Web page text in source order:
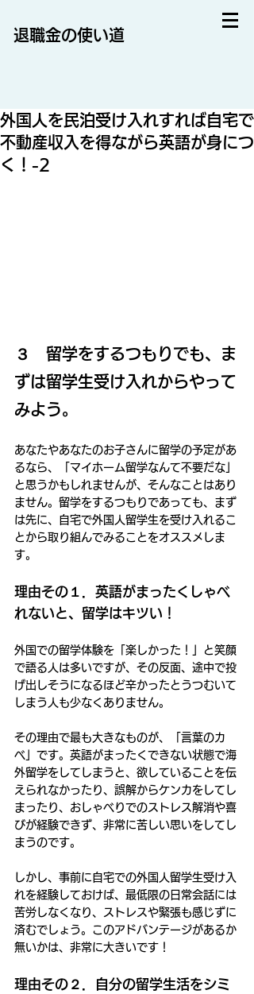
退職金の使い道
外国人を民泊受け入れすれば自宅で
不動産収入を得ながら英語が身につ
く！-2
３　留学をするつもりでも、ま
ずは留学生受け入れからやって
みよう。
あなたやあなたのお子さんに留学の予定があ
るなら、「マイホーム留学なんて不要だな」
と思うかもしれませんが、そんなことはあり
ません。留学をするつもりであっても、まず
は先に、自宅で外国人留学生を受け入れるこ
とから取り組んでみることをオススメしま
す。
理由その１．英語がまったくしゃべ
れないと、留学はキツい！
外国での留学体験を「楽しかった！」と笑顔
で語る人は多いですが、その反面、途中で投
げ出しそうになるほど辛かったとうつむいて
しまう人も少なくありません。
その理由で最も大きなものが、「言葉のカ
ベ」です。英語がまったくできない状態で海
外留学をしてしまうと、欲していることを伝
えられなかったり、誤解からケンカをしてし
まったり、おしゃべりでのストレス解消や喜
びが経験できず、非常に苦しい思いをしてし
まうのです。
しかし、事前に自宅での外国人留学生受け入
れを経験しておけば、最低限の日常会話には
苦労しなくなり、ストレスや緊張も感じずに
済むでしょう。このアドバンテージがあるか
無いかは、非常に大きいです！
理由その２．自分の留学生活をシミ